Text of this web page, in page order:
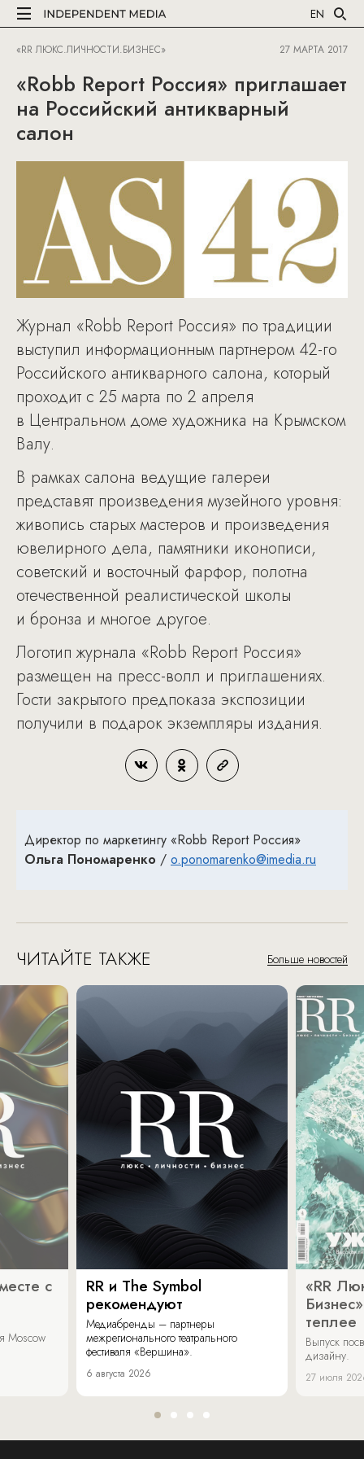
EN
«RR ЛЮКС.ЛИЧНОСТИ.БИЗНЕС» 27 МАРТА 2017
«Robb Report Россия» приглашает
на Российский антикварный
салон
Журнал «Robb Report Россия» по традиции
выступил информационным партнером 42-го
Российского антикварного салона, который
проходит с 25 марта по 2 апреля
в Центральном доме художника на Крымском
Валу.
В рамках салона ведущие галереи
представят произведения музейного уровня:
живопись старых мастеров и произведения
ювелирного дела, памятники иконописи,
советский и восточный фарфор, полотна
отечественной реалистической школы
и бронза и многое другое.
Логотип журнала «Robb Report Россия»
размещен на пресс-волл и приглашениях.
Гости закрытого предпоказа экспозиции
получили в подарок экземпляры издания.
Директор по маркетингу «Robb Report Россия»
Ольга Пономаренко / o.ponomarenko@imedia.ru
ЧИТАЙТЕ ТАКЖЕ Больше новостей
с
Moscow
RR и The Symbol
рекомендуют
Медиабренды – партнеры
межрегионального театрального
фестиваля «Вершина».
6 августа 2026
«RR
теплее
Выпуск
дизайну.
27 июля